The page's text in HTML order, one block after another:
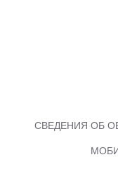
СВЕДЕНИЯ ОБ